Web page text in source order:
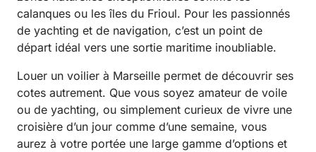
calanques ou les îles du Frioul. Pour les passionnés
de yachting et de navigation, c’est un point de
départ idéal vers une sortie maritime inoubliable.
Louer un voilier à Marseille permet de découvrir ses
cotes autrement. Que vous soyez amateur de voile
ou de yachting, ou simplement curieux de vivre une
croisière d’un jour comme d’une semaine, vous
aurez à votre portée une large gamme d’options et